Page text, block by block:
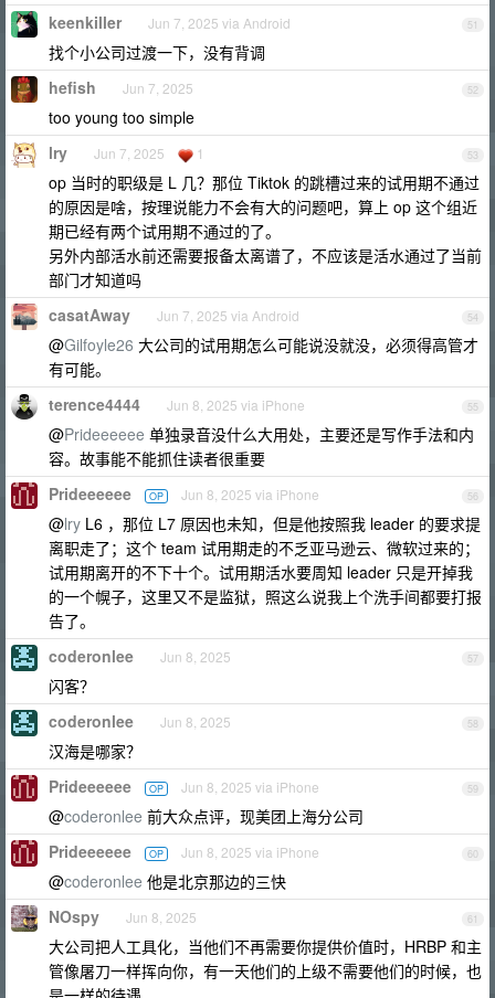
51
keenkiller Jun 7, 2025 via Android
找个小公司过渡一下，没有背调
52
hefish Jun 7, 2025
too young too simple
53
lry Jun 7, 2025 1
op 当时的职级是 L 几？那位 Tiktok 的跳槽过来的试用期不通过
的原因是啥，按理说能力不会有大的问题吧，算上 op 这个组近
期已经有两个试用期不通过的了。
另外内部活水前还需要报备太离谱了，不应该是活水通过了当前
部门才知道吗
54
casatAway Jun 7, 2025 via Android
@Gilfoyle26 大公司的试用期怎么可能说没就没，必须得高管才
有可能。
55
terence4444 Jun 8, 2025 via iPhone
@Prideeeeee 单独录音没什么大用处，主要还是写作手法和内
容。故事能不能抓住读者很重要
56
Prideeeeee OP Jun 8, 2025 via iPhone
@lry L6 ，那位 L7 原因也未知，但是他按照我 leader 的要求提
离职走了；这个 team 试用期走的不乏亚马逊云、微软过来的；
试用期离开的不下十个。试用期活水要周知 leader 只是开掉我
的一个幌子，这里又不是监狱，照这么说我上个洗手间都要打报
告了。
57
coderonlee Jun 8, 2025
闪客？
58
coderonlee Jun 8, 2025
汉海是哪家？
59
Prideeeeee OP Jun 8, 2025 via iPhone
@coderonlee 前大众点评，现美团上海分公司
60
Prideeeeee OP Jun 8, 2025 via iPhone
@coderonlee 他是北京那边的三快
61
NOspy Jun 8, 2025
大公司把人工具化，当他们不再需要你提供价值时，HRBP 和主
管像屠刀一样挥向你，有一天他们的上级不需要他们的时候，也